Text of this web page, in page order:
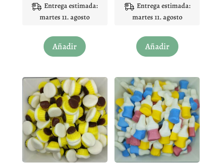
Entrega estimada:
martes 11. agosto
Añadir
Entrega estimada:
martes 11. agosto
Añadir